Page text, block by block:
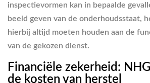
inspectievormen kan in bepaalde
beeld geven van de onderhoudsstaat,
hierbij altijd moeten houden aan de
van de gekozen dienst.
Financiële zekerheid:
de kosten van herstel